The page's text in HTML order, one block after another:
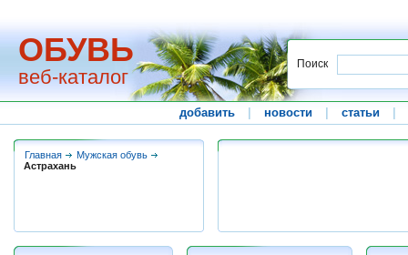
ОБУВЬ
веб-каталог
Поиск
добавить новости статьи
Главная
Мужская обувь
Астрахань